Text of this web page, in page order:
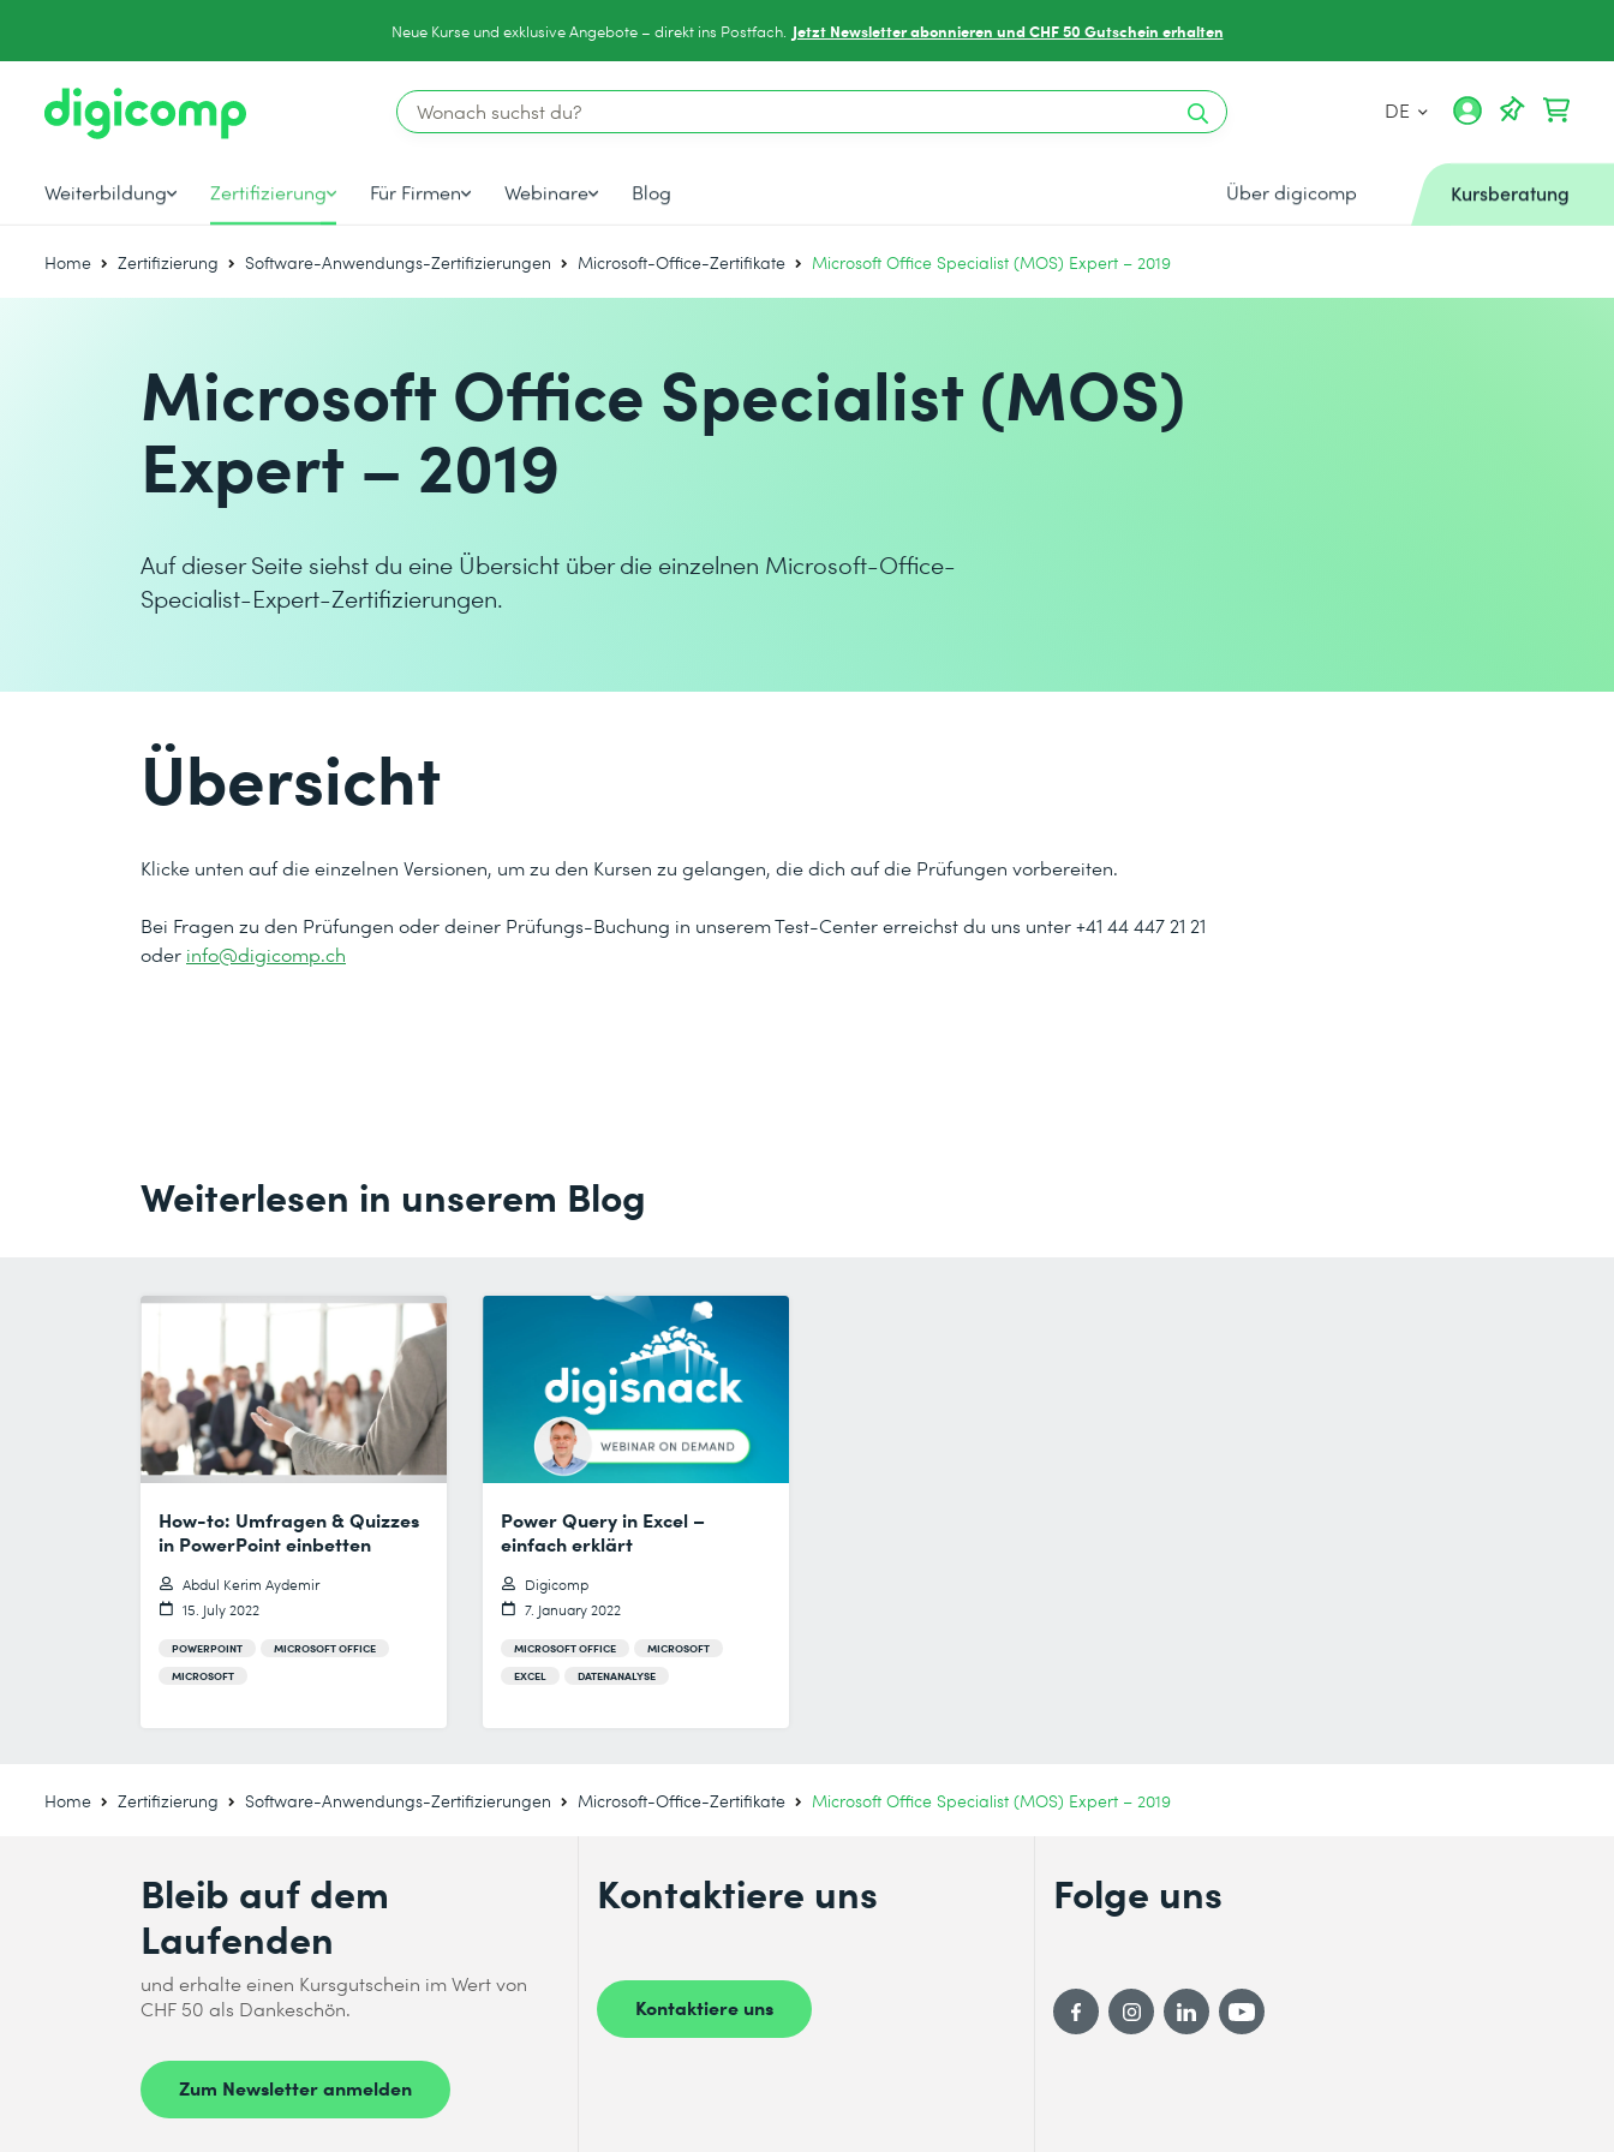
Neue Kurse und exklusive Angebote – direkt ins Postfach. Jetzt Newsletter abonnieren und CHF 50 Gutschein erhalten
DE
Weiterbildung Zertifizierung Für Firmen Webinare Blog Über digicomp Kursberatung
Home Zertifizierung Software-Anwendungs-Zertifizierungen Microsoft-Office-Zertifikate Microsoft Office Specialist (MOS) Expert – 2019
Microsoft Office Specialist (MOS)
Expert – 2019
Auf dieser Seite siehst du eine Übersicht über die einzelnen Microsoft-Office-
Specialist-Expert-Zertifizierungen.
Übersicht
Klicke unten auf die einzelnen Versionen, um zu den Kursen zu gelangen, die dich auf die Prüfungen vorbereiten.
Bei Fragen zu den Prüfungen oder deiner Prüfungs-Buchung in unserem Test-Center erreichst du uns unter +41 44 447 21 21
oder info@digicomp.ch
Weiterlesen in unserem Blog
How-to: Umfragen & Quizzes
in PowerPoint einbetten
Abdul Kerim Aydemir
15. July 2022
POWERPOINT
MICROSOFT OFFICE
MICROSOFT
Power Query in Excel –
einfach erklärt
Digicomp
7. January 2022
MICROSOFT OFFICE
MICROSOFT
EXCEL
DATENANALYSE
Home Zertifizierung Software-Anwendungs-Zertifizierungen Microsoft-Office-Zertifikate Microsoft Office Specialist (MOS) Expert – 2019
Bleib auf dem
Laufenden
und erhalte einen Kursgutschein im Wert von
CHF 50 als Dankeschön.
Zum Newsletter anmelden
Kontaktiere uns
Kontaktiere uns
Folge uns